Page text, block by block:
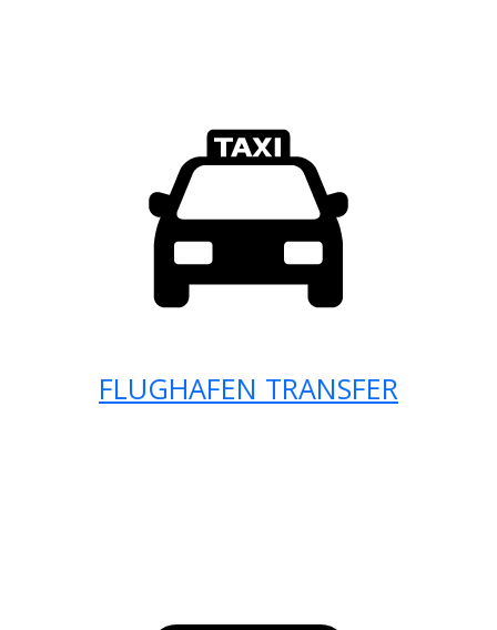
FLUGHAFEN TRANSFER